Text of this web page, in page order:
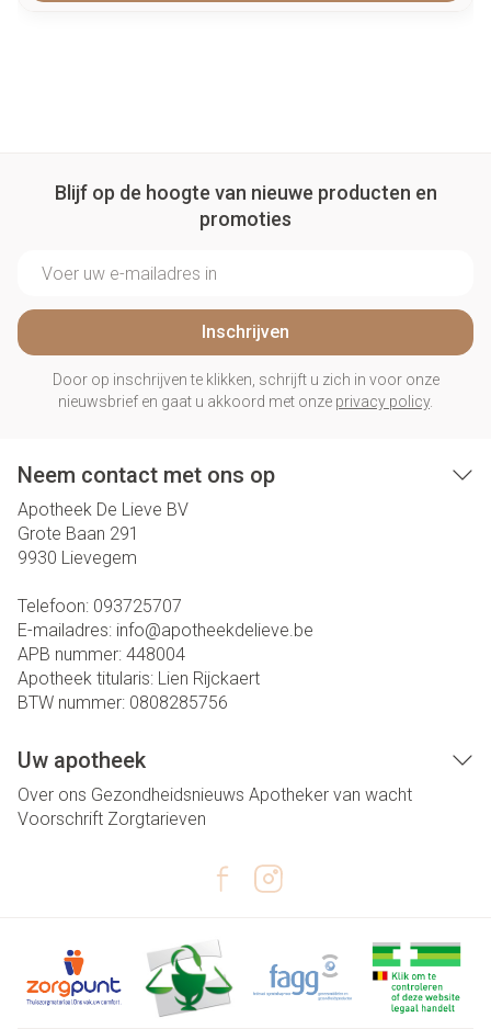
Blijf op de hoogte van nieuwe producten en
promoties
Inschrijven
Door op inschrijven te klikken, schrijft u zich in voor onze
nieuwsbrief en gaat u akkoord met onze privacy policy.
Neem contact met ons op
Apotheek De Lieve BV
Grote Baan 291
9930 Lievegem
Telefoon: 093725707
E-mailadres: info@apotheekdelieve.be
APB nummer: 448004
Apotheek titularis: Lien Rijckaert
BTW nummer: 0808285756
Uw apotheek
Over ons Gezondheidsnieuws Apotheker van wacht
Voorschrift Zorgtarieven